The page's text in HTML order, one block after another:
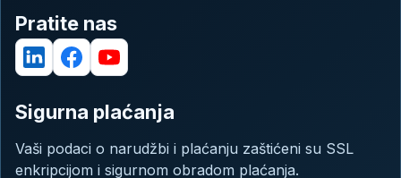
Pratite nas
Sigurna plaćanja
Vaši podaci o narudžbi i plaćanju zaštićeni su SSL
enkripcijom i sigurnom obradom plaćanja.